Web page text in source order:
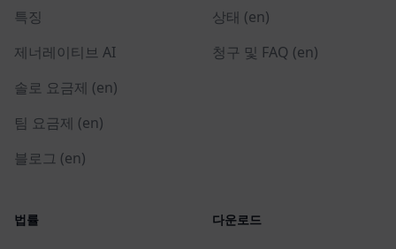
특징
제너레이티브 AI
솔로 요금제 (en)
팀 요금제 (en)
블로그 (en)
상태 (en)
청구 및 FAQ (en)
법률 다운로드